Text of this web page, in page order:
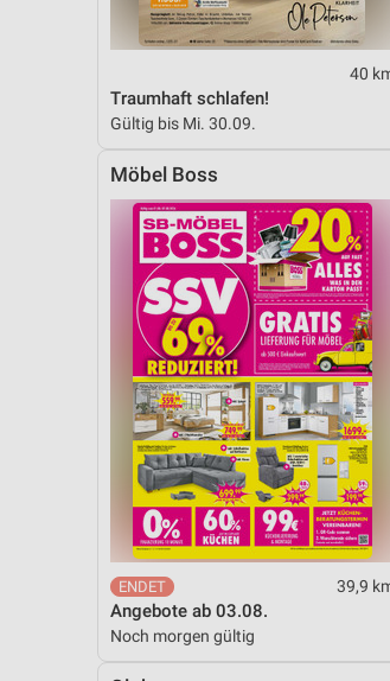
40
Traumhaft schlafen!
Gültig bis Mi. 30.09.
Möbel Boss
39,9
Angebote ab 03.08.
Noch morgen gültig
Performance
Funktional